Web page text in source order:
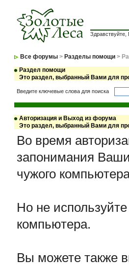
Здравствуйте,
Все форумы > Разделы помощи >
Раздел помощи
Это раздел, выбранный Вами для
Введите ключевые слова для поиска
Авторизация и Выход из форума
Это раздел, выбранный Вами для
Во время
запонимания
чужого
Но не
компьютера.
Вы можете также